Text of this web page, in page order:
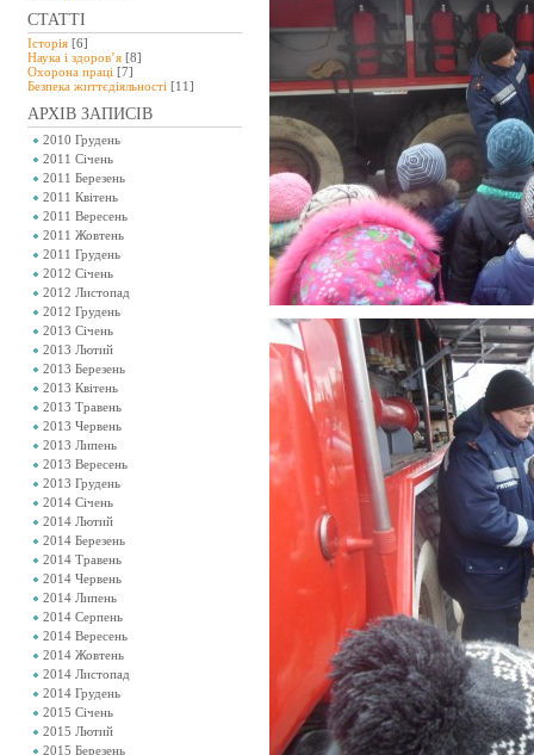
СТАТТІ
Історія [6]
Наука і здоров’я [8]
Охорона праці [7]
Безпeка життєдіяльності [11]
АРХІВ ЗАПИСІВ
2010 Грудень
2011 Січень
2011 Березень
2011 Квітень
2011 Вересень
2011 Жовтень
2011 Грудень
2012 Січень
2012 Листопад
2012 Грудень
2013 Січень
2013 Лютий
2013 Березень
2013 Квітень
2013 Травень
2013 Червень
2013 Липень
2013 Вересень
2013 Грудень
2014 Січень
2014 Лютий
2014 Березень
2014 Травень
2014 Червень
2014 Липень
2014 Серпень
2014 Вересень
2014 Жовтень
2014 Листопад
2014 Грудень
2015 Січень
2015 Лютий
2015 Березень